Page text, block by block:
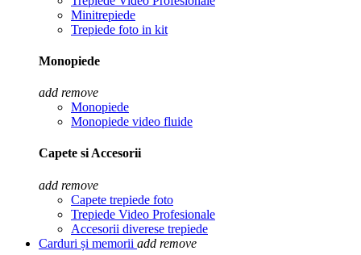
Minitrepiede
Trepiede foto in kit
Monopiede
add remove
Monopiede
Monopiede video fluide
Capete si Accesorii
add remove
Capete trepiede foto
Trepiede Video Profesionale
Accesorii diverese trepiede
Carduri și memorii add remove